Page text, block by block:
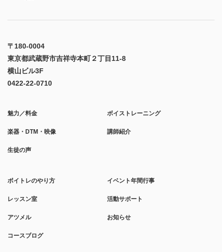
〒180-0004
東京都武蔵野市吉祥寺本町２丁目11-8
横山ビル3F
0422-22-0710
魅力／料金 ボイストレーニング
楽器・DTM・映像 講師紹介
生徒の声
ボイトレのやり方 イベント年間行事
レッスン室 活動サポート
アツメル お知らせ
コースブログ